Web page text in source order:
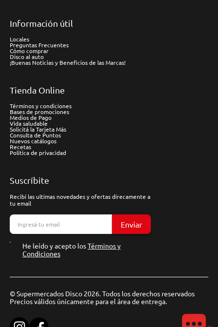
Información útil
Locales
Preguntas Frecuentes
Cómo comprar
Disco al auto
¡Buenas Noticias y Beneficios de las Marcas!
Tienda Online
Términos y condiciones
Bases de promociones
Medios de Pago
Vida saludable
Solicitá la Tarjeta Más
Consulta de Puntos
Nuevos catálogos
Recetas
Política de privacidad
Suscríbite
Recibí las ultimas novedades y ofertas direcamente a
tu email
Enviar
He leído y acepto losTérminos y
Condiciones
© Supermercados Disco 2026. Todos los derechos reservados
Precios válidos únicamente para el área de entrega.